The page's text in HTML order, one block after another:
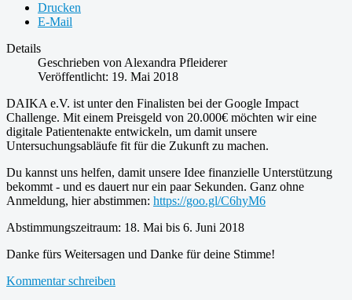
Drucken
E-Mail
Details
Geschrieben von Alexandra Pfleiderer
Veröffentlicht: 19. Mai 2018
DAIKA e.V. ist unter den Finalisten bei der Google Impact
Challenge. Mit einem Preisgeld von 20.000€ möchten wir eine
digitale Patientenakte entwickeln, um damit unsere
Untersuchungsabläufe fit für die Zukunft zu machen.
Du kannst uns helfen, damit unsere Idee finanzielle Unterstützung
bekommt - und es dauert nur ein paar Sekunden. Ganz ohne
Anmeldung, hier abstimmen: https://goo.gl/C6hyM6
Abstimmungszeitraum: 18. Mai bis 6. Juni 2018
Danke fürs Weitersagen und Danke für deine Stimme!
Kommentar schreiben